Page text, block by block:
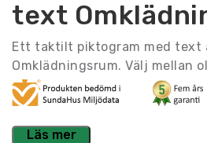
text
Ett taktilt piktogram med text
Omklädningsrum. Välj mellan
Läs mer